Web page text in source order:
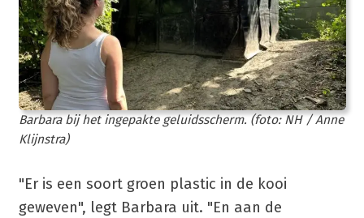
Barbara bij het ingepakte geluidsscherm. (foto: NH / Anne
Klijnstra)
"Er is een soort groen plastic in de kooi
geweven", legt Barbara uit. "En aan de